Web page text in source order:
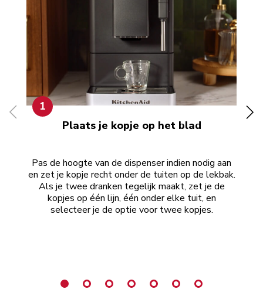
1
Plaats je kopje op het blad
Pas de hoogte van de dispenser indien nodig aan
en zet je kopje recht onder de tuiten op de lekbak.
Als je twee dranken tegelijk maakt, zet je de
kopjes op één lijn, één onder elke tuit, en
selecteer je de optie voor twee kopjes.